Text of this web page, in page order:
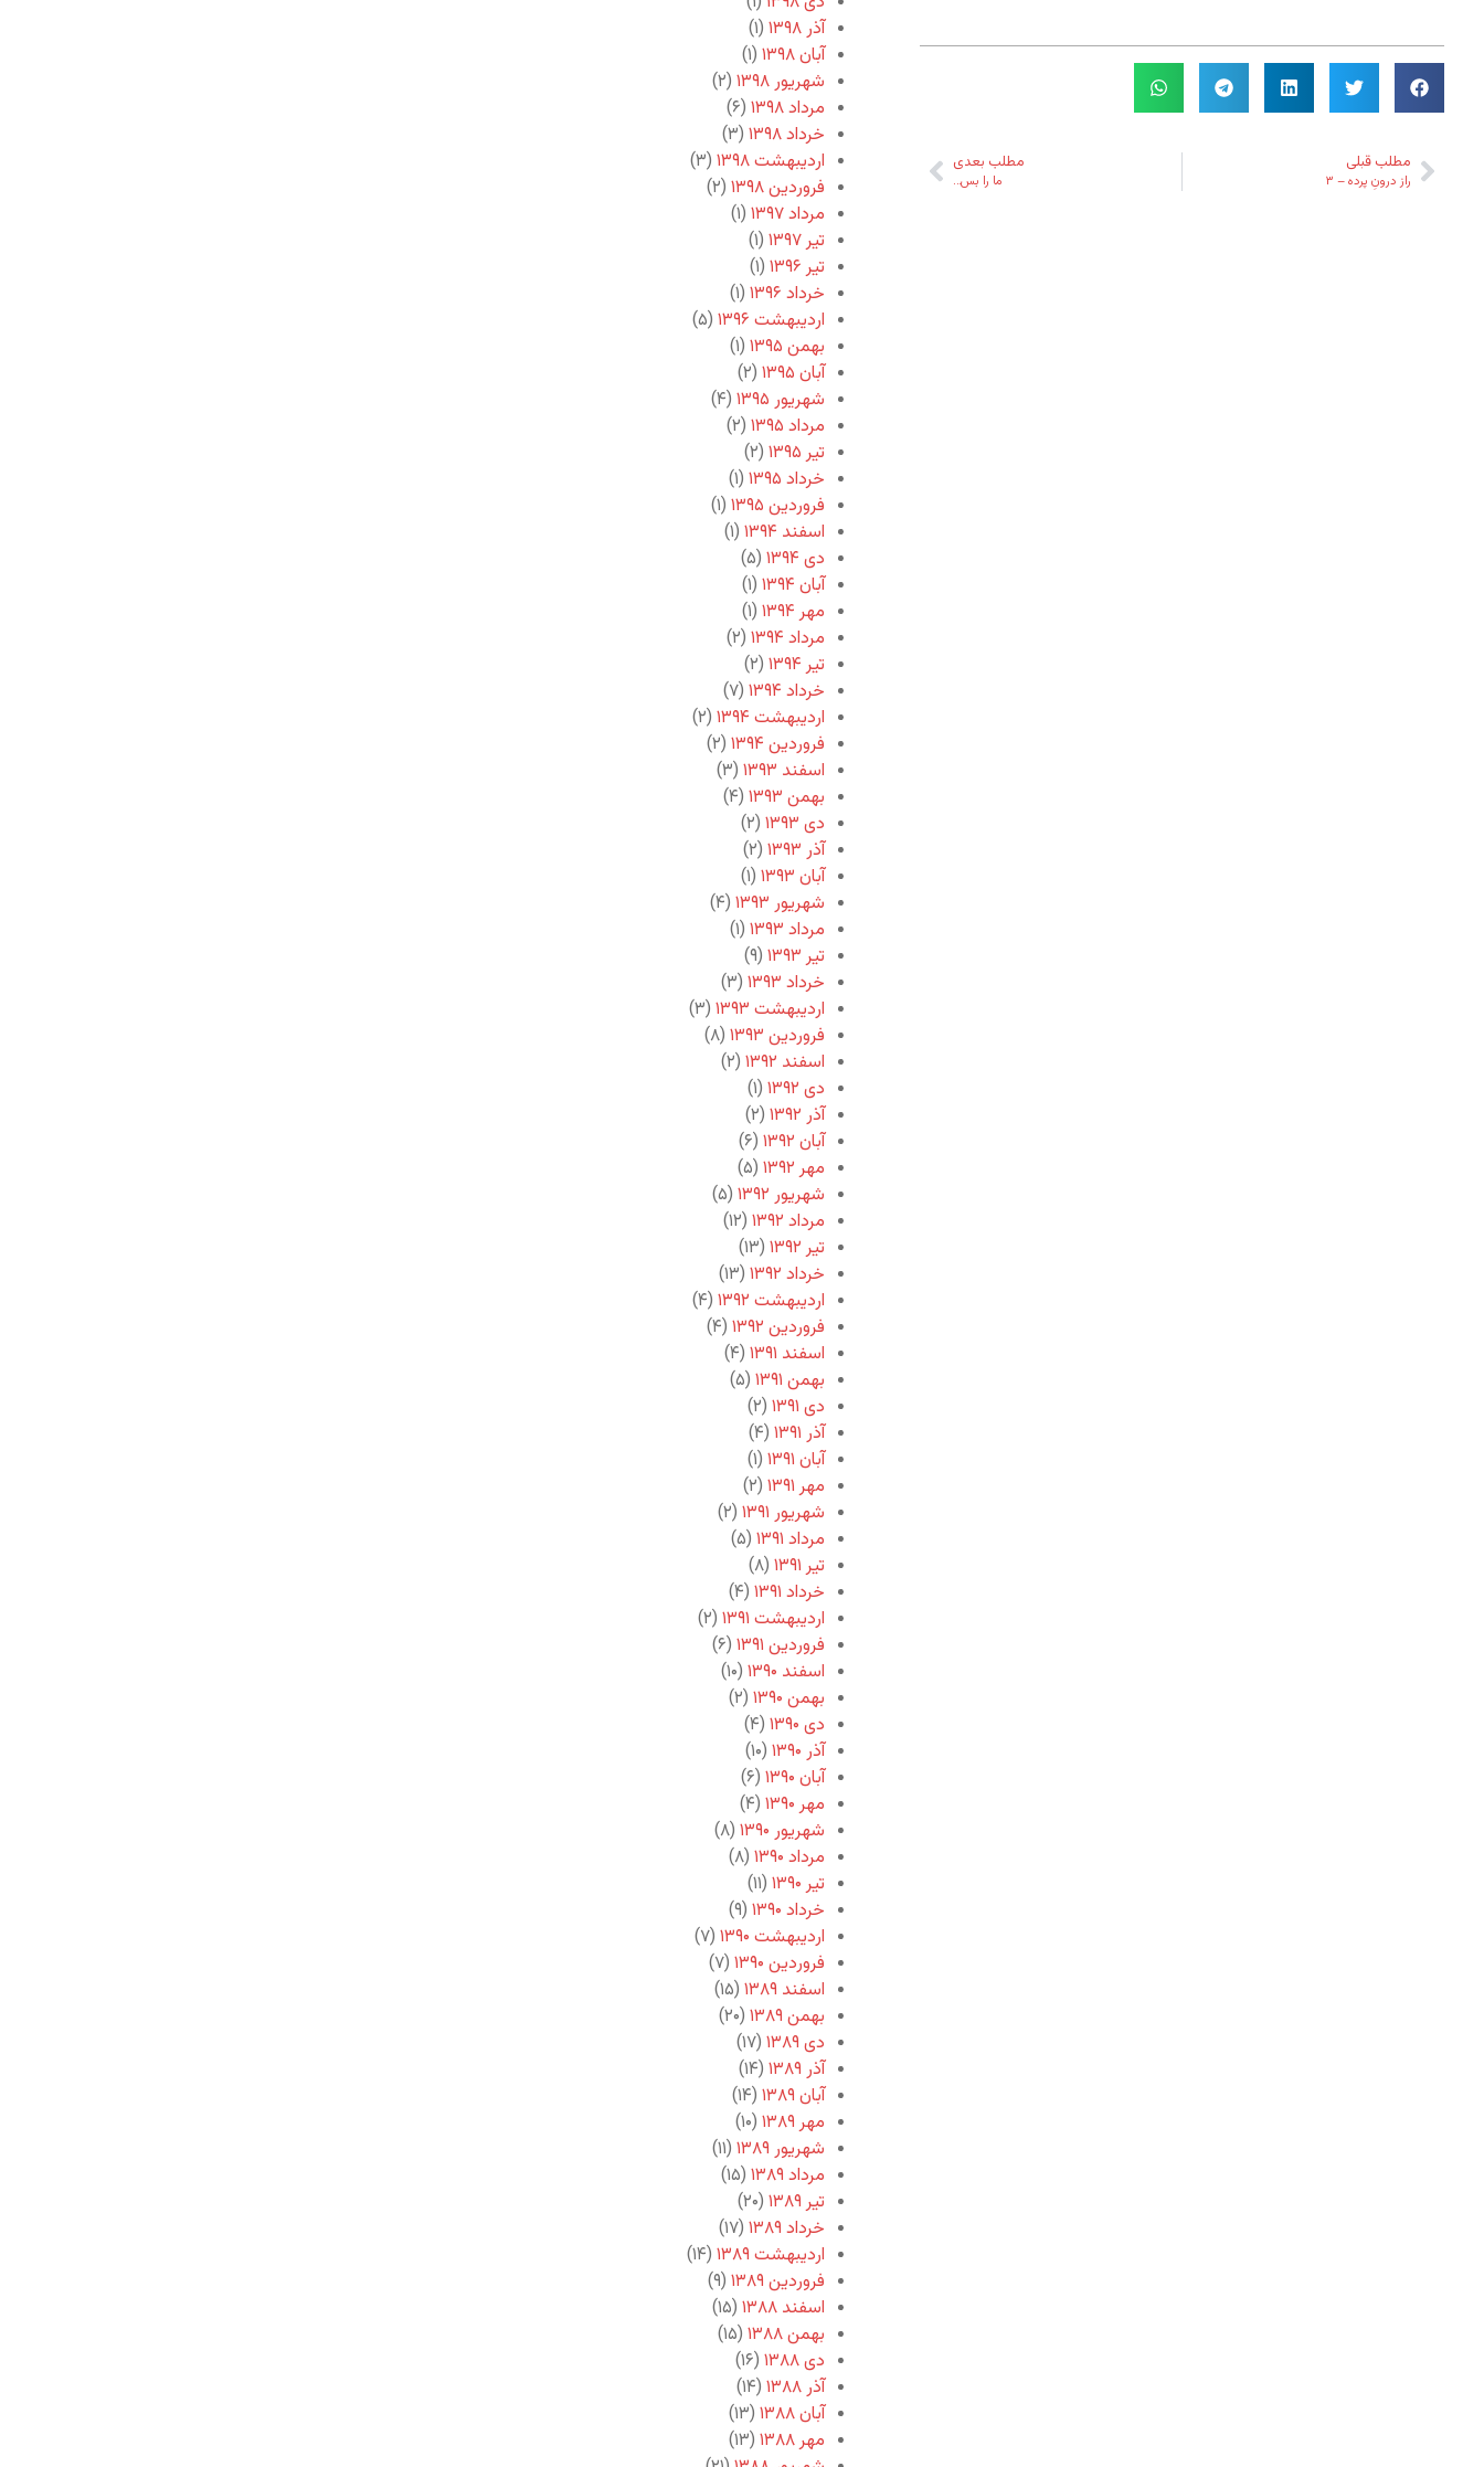
مطلب قبلی
راز درونِ پرده – ۳
مطلب بعدی
ما را بس…
آذر ۱۳۹۸
(۱)
آبان ۱۳۹۸
(۱)
شهریور ۱۳۹۸
(۲)
مرداد ۱۳۹۸
(۶)
خرداد ۱۳۹۸
(۳)
اردیبهشت ۱۳۹۸
(۳)
فروردین ۱۳۹۸
(۲)
مرداد ۱۳۹۷
(۱)
تیر ۱۳۹۷
(۱)
تیر ۱۳۹۶
(۱)
خرداد ۱۳۹۶
(۱)
اردیبهشت ۱۳۹۶
(۵)
بهمن ۱۳۹۵
(۱)
آبان ۱۳۹۵
(۲)
شهریور ۱۳۹۵
(۴)
مرداد ۱۳۹۵
(۲)
تیر ۱۳۹۵
(۲)
خرداد ۱۳۹۵
(۱)
فروردین ۱۳۹۵
(۱)
اسفند ۱۳۹۴
(۱)
دی ۱۳۹۴
(۵)
آبان ۱۳۹۴
(۱)
مهر ۱۳۹۴
(۱)
مرداد ۱۳۹۴
(۲)
تیر ۱۳۹۴
(۲)
خرداد ۱۳۹۴
(۷)
اردیبهشت ۱۳۹۴
(۲)
فروردین ۱۳۹۴
(۲)
اسفند ۱۳۹۳
(۳)
بهمن ۱۳۹۳
(۴)
دی ۱۳۹۳
(۲)
آذر ۱۳۹۳
(۲)
آبان ۱۳۹۳
(۱)
شهریور ۱۳۹۳
(۴)
مرداد ۱۳۹۳
(۱)
تیر ۱۳۹۳
(۹)
خرداد ۱۳۹۳
(۳)
اردیبهشت ۱۳۹۳
(۳)
فروردین ۱۳۹۳
(۸)
اسفند ۱۳۹۲
(۲)
دی ۱۳۹۲
(۱)
آذر ۱۳۹۲
(۲)
آبان ۱۳۹۲
(۶)
مهر ۱۳۹۲
(۵)
شهریور ۱۳۹۲
(۵)
مرداد ۱۳۹۲
(۱۲)
تیر ۱۳۹۲
(۱۳)
خرداد ۱۳۹۲
(۱۳)
اردیبهشت ۱۳۹۲
(۴)
فروردین ۱۳۹۲
(۴)
اسفند ۱۳۹۱
(۴)
بهمن ۱۳۹۱
(۵)
دی ۱۳۹۱
(۲)
آذر ۱۳۹۱
(۴)
آبان ۱۳۹۱
(۱)
مهر ۱۳۹۱
(۲)
شهریور ۱۳۹۱
(۲)
مرداد ۱۳۹۱
(۵)
تیر ۱۳۹۱
(۸)
خرداد ۱۳۹۱
(۴)
اردیبهشت ۱۳۹۱
(۲)
فروردین ۱۳۹۱
(۶)
اسفند ۱۳۹۰
(۱۰)
بهمن ۱۳۹۰
(۲)
دی ۱۳۹۰
(۴)
آذر ۱۳۹۰
(۱۰)
آبان ۱۳۹۰
(۶)
مهر ۱۳۹۰
(۴)
شهریور ۱۳۹۰
(۸)
مرداد ۱۳۹۰
(۸)
تیر ۱۳۹۰
(۱۱)
خرداد ۱۳۹۰
(۹)
اردیبهشت ۱۳۹۰
(۷)
فروردین ۱۳۹۰
(۷)
اسفند ۱۳۸۹
(۱۵)
بهمن ۱۳۸۹
(۲۰)
دی ۱۳۸۹
(۱۷)
آذر ۱۳۸۹
(۱۴)
آبان ۱۳۸۹
(۱۴)
مهر ۱۳۸۹
(۱۰)
شهریور ۱۳۸۹
(۱۱)
مرداد ۱۳۸۹
(۱۵)
تیر ۱۳۸۹
(۲۰)
خرداد ۱۳۸۹
(۱۷)
اردیبهشت ۱۳۸۹
(۱۴)
فروردین ۱۳۸۹
(۹)
اسفند ۱۳۸۸
(۱۵)
بهمن ۱۳۸۸
(۱۵)
دی ۱۳۸۸
(۱۶)
آذر ۱۳۸۸
(۱۴)
آبان ۱۳۸۸
(۱۳)
مهر ۱۳۸۸
(۱۳)